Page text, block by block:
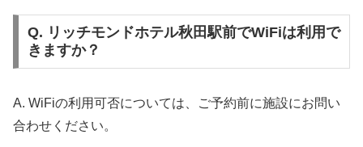
Q. リッチモンドホテル秋田駅前でWiFiは利用で
きますか？
A. WiFiの利用可否については、ご予約前に施設にお問い
合わせください。